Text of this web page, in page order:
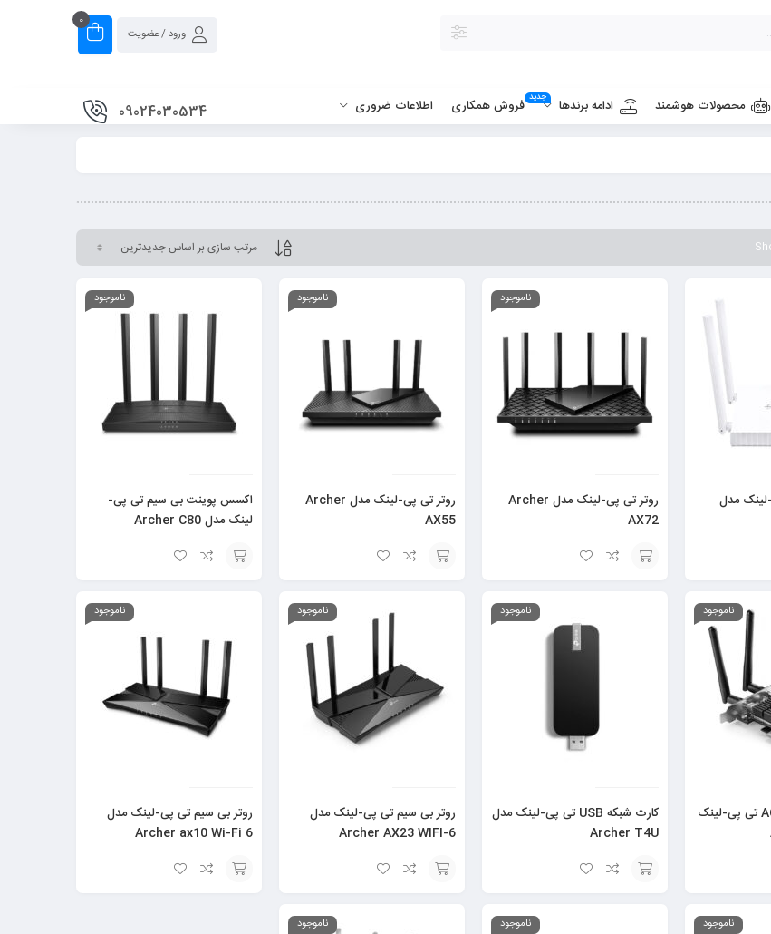
ورود / عضویت
0
محصولات هوشمند ادامه برندها جدید فروش همکاری اطلاعات ضروری 09024030534
لینک مدل
ناموجود
روتر تی پی-لینک مدل Archer
AX72
ناموجود
روتر تی پی-لینک مدل Archer
AX55
ناموجود
اکسس پوینت بی سیم تی پی-
لینک مدل Archer C80
سبد
ناموجود
کارت شبکه AC1300 تی پی-لینک
ناموجود
کارت شبکه USB تی پی-لینک مدل
Archer T4U
ناموجود
روتر بی سیم تی پی-لینک مدل
Archer AX23 WIFI-6
ناموجود
روتر بی سیم تی پی-لینک مدل
Archer ax10 Wi-Fi 6
ناموجود ناموجود ناموجود